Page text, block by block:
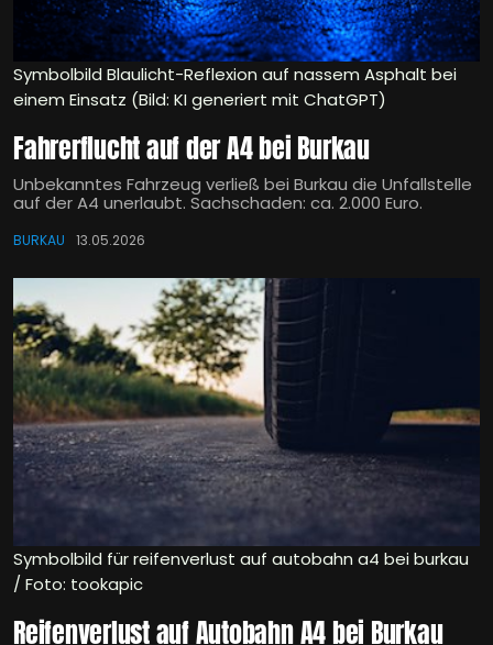
Symbolbild Blaulicht-Reflexion auf nassem Asphalt bei
einem Einsatz (Bild: KI generiert mit ChatGPT)
Fahrerflucht auf der A4 bei Burkau
Unbekanntes Fahrzeug verließ bei Burkau die Unfallstelle
auf der A4 unerlaubt. Sachschaden: ca. 2.000 Euro.
BURKAU 13.05.2026
Symbolbild für reifenverlust auf autobahn a4 bei burkau
/ Foto: tookapic
Reifenverlust auf Autobahn A4 bei Burkau